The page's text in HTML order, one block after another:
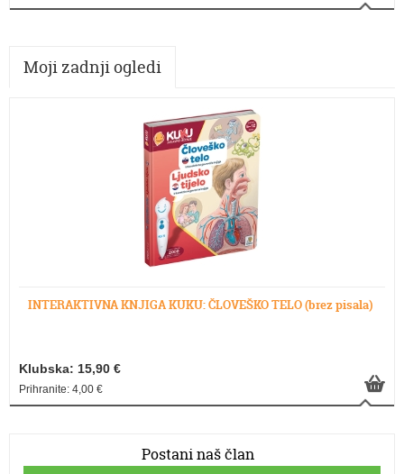
Moji zadnji ogledi
INTERAKTIVNA KNJIGA KUKU: ČLOVEŠKO TELO (brez pisala)
Klubska: 15,90 €
Prihranite: 4,00 €
Postani naš član